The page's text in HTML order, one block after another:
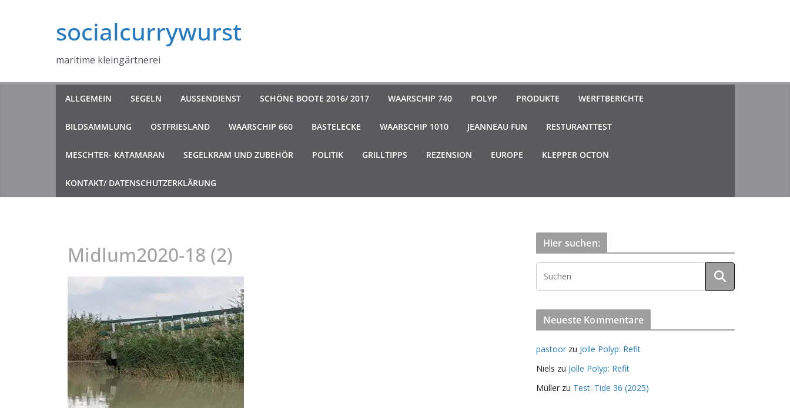
socialcurrywurst
maritime kleingärtnerei
ALLGEMEIN SEGELN AUSSENDIENST SCHÖNE BOOTE 2016/ 2017 WAARSCHIP 740 POLYP PRODUKTE WERFTBERICHTE
BILDSAMMLUNG OSTFRIESLAND WAARSCHIP 660 BASTELECKE WAARSCHIP 1010 JEANNEAU FUN RESTURANTTEST
MESCHTER- KATAMARAN SEGELKRAM UND ZUBEHÖR POLITIK GRILLTIPPS REZENSION EUROPE KLEPPER OCTON
KONTAKT/ DATENSCHUTZERKLÄRUNG
Midlum2020-18 (2) Hier suchen:
Neueste Kommentare
pastoor zu Jolle Polyp: Refit
Niels zu Jolle Polyp: Refit
Müller zu Test: Tide 36 (2025)